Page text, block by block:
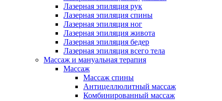
Лазерная эпиляция рук
Лазерная эпиляция спины
Лазерная эпиляция ног
Лазерная эпиляция живота
Лазерная эпиляция бедер
Лазерная эпиляция всего тела
Массаж и мануальная терапия
Массаж
Массаж спины
Антицеллюлитный массаж
Комбинированный массаж